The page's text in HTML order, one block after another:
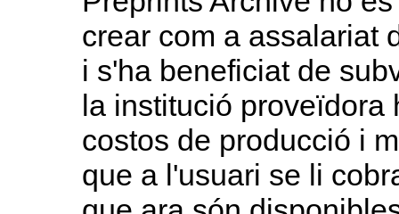
crear com a assalariat
i s'ha beneficiat de
la institució
costos de producció i
que a l'usuari se li